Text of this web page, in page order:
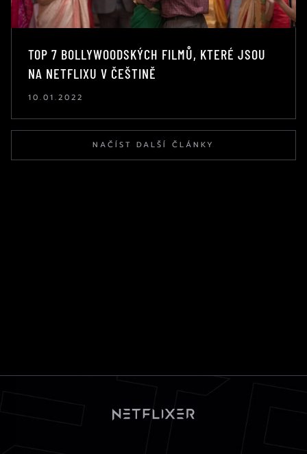
TOP 7 BOLLYWOODSKÝCH FILMŮ, KTERÉ JSOU
NA NETFLIXU V ČEŠTINĚ
10.01.2022
NAČÍST DALŠÍ ČLÁNKY